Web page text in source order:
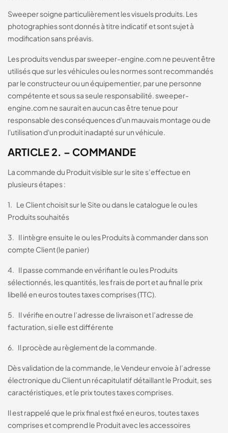
Sweeper soigne particulièrement les visuels produits. Les
photographies sont donnés à titre indicatif et sont sujet à
modification sans préavis.
Les produits vendus par sweeper-engine.com ne peuvent être
utilisés que sur les véhicules ou les normes sont recommandés
par le constructeur ou un équipementier, par une personne
compétente et sous sa seule responsabilité. sweeper-
engine.com ne saurait en aucun cas être tenue pour
responsable des conséquences d'un mauvais montage ou de
l'utilisation d'un produit inadapté sur un véhicule.
ARTICLE 2. – COMMANDE
La commande du Produit visible sur le site s’effectue en
plusieurs étapes :
1. Le Client choisit sur le Site ou dans le catalogue le ou les
Produits souhaités
3. Il intègre ensuite le ou les Produits à commander dans son
compte Client (le panier)
4. Il passe commande en vérifiant le ou les Produits
sélectionnés, les quantités, les frais de port et au final le prix
libellé en euros toutes taxes comprises (TTC).
5. Il vérifie en outre l’adresse de livraison et l’adresse de
facturation, si elle est différente
6. Il procède au règlement de la commande.
Dès validation de la commande, le Vendeur envoie à l’adresse
électronique du Client un récapitulatif détaillant le Produit, ses
caractéristiques, et le prix toutes taxes comprises.
Il est rappelé que le prix final est fixé en euros, toutes taxes
comprises et comprend le Produit avec les accessoires